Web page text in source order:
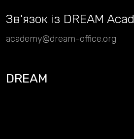
academy@dream-office.org
DREAM
Зв'язок із DREAM